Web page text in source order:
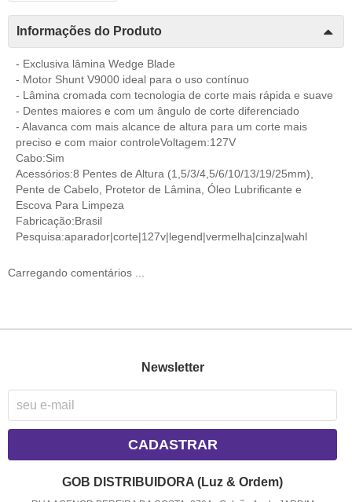
Informações do Produto
- Exclusiva lâmina Wedge Blade
- Motor Shunt V9000 ideal para o uso contínuo
- Lâmina cromada com tecnologia de corte mais rápida e suave
- Dentes maiores e com um ângulo de corte diferenciado
- Alavanca com mais alcance de altura para um corte mais
preciso e com maior controleVoltagem:127V
Cabo:Sim
Acessórios:8 Pentes de Altura (1,5/3/4,5/6/10/13/19/25mm),
Pente de Cabelo, Protetor de Lâmina, Óleo Lubrificante e
Escova Para Limpeza
Fabricação:Brasil
Pesquisa:aparador|corte|127v|legend|vermelha|cinza|wahl
Carregando comentários ...
Newsletter
CADASTRAR
GOB DISTRIBUIDORA (Luz & Ordem)